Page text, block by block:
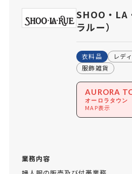
SHOO・LA
ラルー）
衣料品
レデ
服飾雑貨
AURORA
オーロラタウン
MAP表示
業務内容